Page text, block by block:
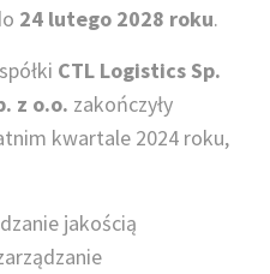
24 lutego 2028 roku.
CTL Logistics Sp.
z o.o. zakończyły
kwartale 2024 roku,
jakością